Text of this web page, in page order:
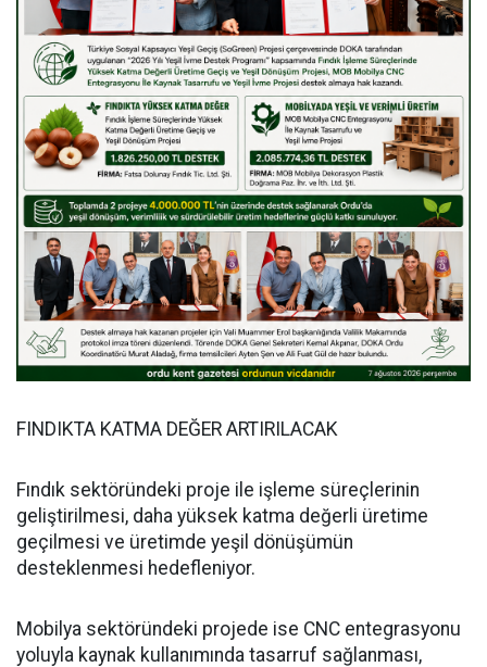
FINDIKTA KATMA DEĞER ARTIRILACAK
Fındık sektöründeki proje ile işleme süreçlerinin
geliştirilmesi, daha yüksek katma değerli üretime
geçilmesi ve üretimde yeşil dönüşümün
desteklenmesi hedefleniyor.
Mobilya sektöründeki projede ise CNC entegrasyonu
yoluyla kaynak kullanımında tasarruf sağlanması,